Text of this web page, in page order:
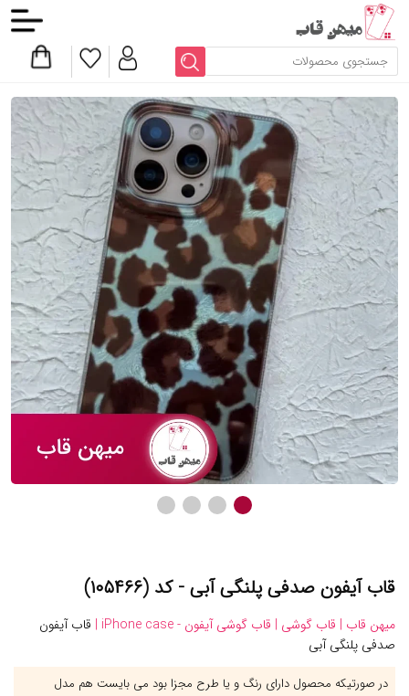
قاب آیفون صدفی پلنگی آبی - کد (۱۰۵۴۶۶)
میهن قاب | قاب گوشی | قاب گوشی آیفون - iPhone case |
قاب آیفون
صدفی پلنگی آبی
در صورتیکه محصول دارای رنگ و یا طرح مجزا بود می بایست هم مدل